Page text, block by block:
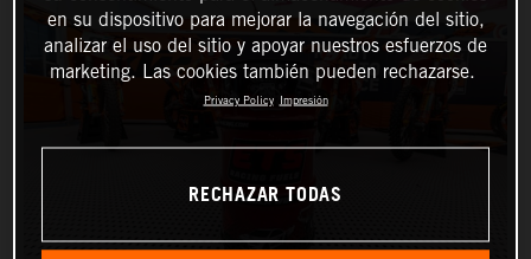
en su dispositivo para mejorar la navegación del sitio,
analizar el uso del sitio y apoyar nuestros esfuerzos de
marketing. Las cookies también pueden rechazarse.
Privacy Policy Impresión
RECHAZAR TODAS